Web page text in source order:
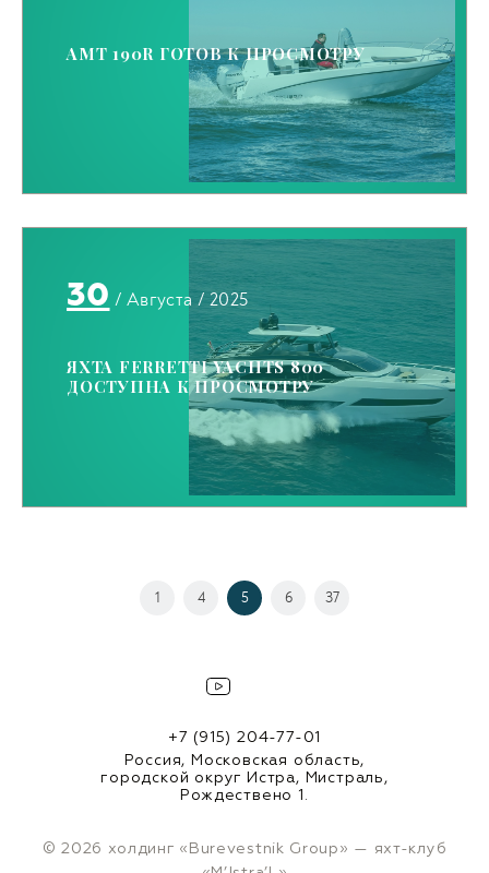
AMT 190R ГОТОВ К ПРОСМОТРУ
30 / Августа / 2025
ЯХТА FERRETTI YACHTS 800
ДОСТУПНА К ПРОСМОТРУ
1 4 5 6 37
+7 (915) 204-77-01
Россия, Московская область,
городской округ Истра, Мистраль,
Рождествено 1.
© 2026 холдинг «Burevestnik Group» — яхт-клуб